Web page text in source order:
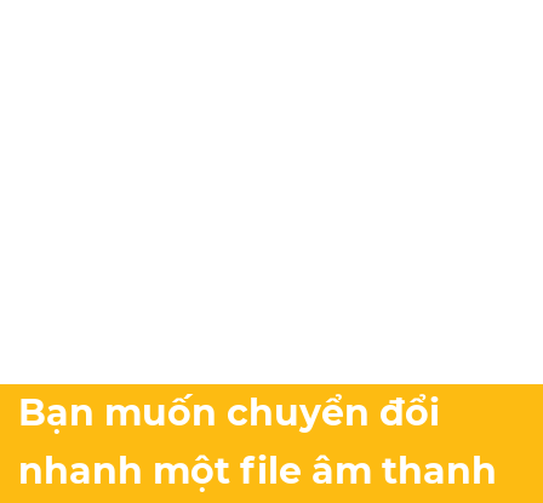
Bạn muốn chuyển đổi
nhanh một file âm thanh